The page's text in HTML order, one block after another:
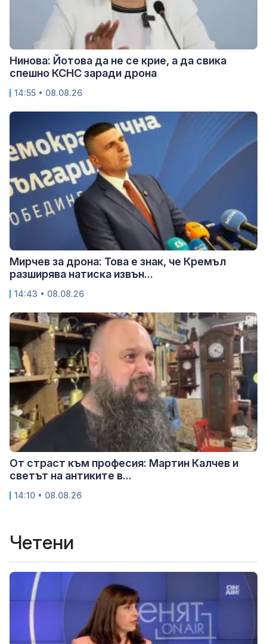
Нинова: Йотова да не се крие, а да свика
спешно КСНС заради дрона
14:55 • 08.08.26
Мирчев за дрона: Това е знак, че Кремъл
разширява натиска извън...
14:43 • 08.08.26
От страст към професия: Мартин Калчев и
светът на антиките в...
14:10 • 08.08.26
Четени